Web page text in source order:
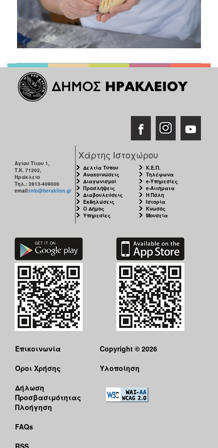
Αγίου Τίτου 1,
Τ.Κ. 71202,
Ηράκλειο
Τηλ.: 2813-409000
email:info@heraklion.gr
Χάρτης Ιστοχώρου
Δελτία Τύπου
Ανακοινώσεις
Διαγωνισμοί
Προσλήψεις
Διαβουλεύσεις
Εκδηλώσεις
Ο Δήμος
Υπηρεσίες
Κ.Ε.Π.
Τηλέφωνα
e-Υπηρεσίες
e-Αιτήματα
Η Πόλη
Ιστορία
Κνωσός
Μουσεία
Επικοινωνία
Όροι Χρήσης
Δήλωση
Προσβασιμότητας
Πλοήγηση
FAQs
Copyright © 2026
Υλοποίηση